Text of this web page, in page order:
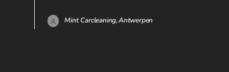
Mint Carcleaning,Antwerpen